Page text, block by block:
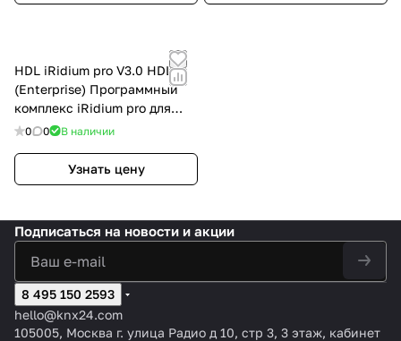
HDL iRidium pro V3.0 HDL
(Enterprise) Программный
комплекс iRidium pro для
KNX Предприятие (25
0 0 В наличии
Узнать цену
Подписаться на новости и акции
8 495 150 2593
hello@knx24.com
105005, Москва г. улица Радио д 10, стр 3, 3 этаж, кабинет